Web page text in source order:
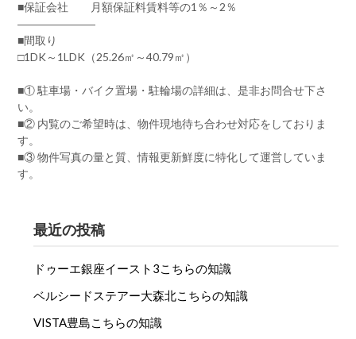
■保証会社 月額保証料賃料等の1％～2％
―――――――
■間取り
□1DK～1LDK（25.26㎡～40.79㎡）
■① 駐車場・バイク置場・駐輪場の詳細は、是非お問合せ下さ
い。
■② 内覧のご希望時は、物件現地待ち合わせ対応をしておりま
す。
■③ 物件写真の量と質、情報更新鮮度に特化して運営していま
す。
最近の投稿
ドゥーエ銀座イースト3こちらの知識
ベルシードステアー大森北こちらの知識
VISTA豊島こちらの知識